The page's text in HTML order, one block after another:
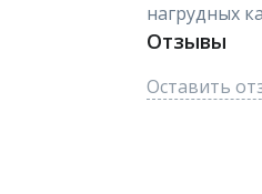
нагрудных
Отзывы
Оставить